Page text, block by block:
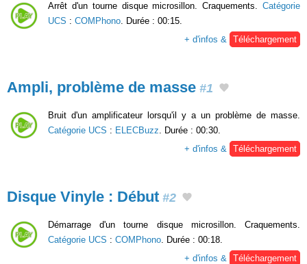
Arrêt d'un tourne disque microsillon. Craquements. Catégorie
UCS : COMPhono. Durée : 00:15.
+ d'infos & Téléchargement
Ampli, problème de masse #1
Bruit d'un amplificateur lorsqu'il y a un problème de masse.
Catégorie UCS : ELECBuzz . Durée : 00:30.
+ d'infos &
Téléchargement
Disque Vinyle : Début #2
Démarrage d'un tourne disque microsillon. Craquements.
Catégorie UCS : COMPhono . Durée : 00:18.
+ d'infos &
Téléchargement